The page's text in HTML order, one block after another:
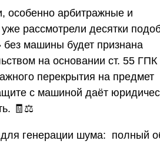
особенно арбитражные и
рассмотрели десятки
машины будет признана
на основании ст. 55
перекрытия на предмет
с машиной даёт
🧾⚖️
генерации шума: полный